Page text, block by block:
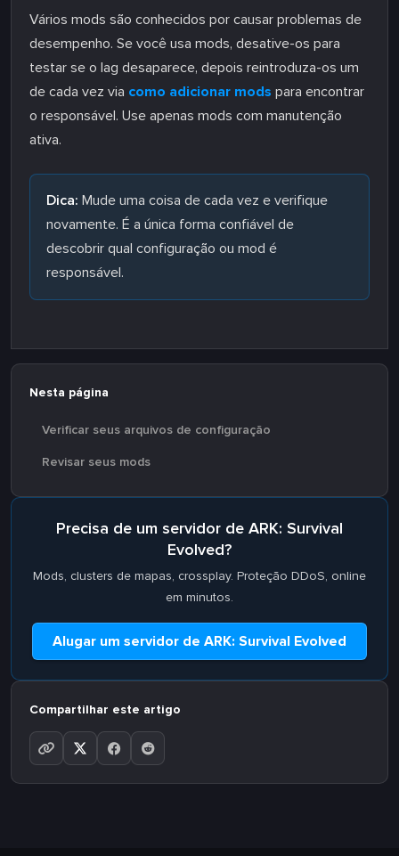
Vários mods são conhecidos por causar problemas de
desempenho. Se você usa mods, desative-os para
testar se o lag desaparece, depois reintroduza-os um
de cada vez via como adicionar mods para encontrar
o responsável. Use apenas mods com manutenção
ativa.
Dica: Mude uma coisa de cada vez e verifique
novamente. É a única forma confiável de
descobrir qual configuração ou mod é
responsável.
Nesta página
Verificar seus arquivos de configuração
Revisar seus mods
Precisa de um servidor de ARK: Survival
Evolved?
Mods, clusters de mapas, crossplay. Proteção DDoS, online
em minutos.
Alugar um servidor de ARK: Survival Evolved
Compartilhar este artigo